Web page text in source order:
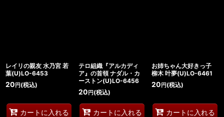
レイリの親友 水乃宮 若
葉(U)LO-6453
20 円 (税込)
カートに入れる
テロ組織『アルカディ
ア』の首領 ナダル・カ
ーストン(U)LO-6456
20 円(税込)
カートに入れる
お姉ちゃん大好きっ子
柳木 叶夢(U)LO-6461
20 円(税込)
カートに入れる